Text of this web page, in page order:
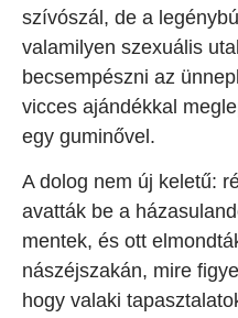
szívószál, de a
valamilyen szexuális
becsempészni az
vicces ajándékkal
egy guminővel.
A dolog nem új keletű:
avatták be a
mentek, és ott
nászéjszakán, mire
hogy valaki